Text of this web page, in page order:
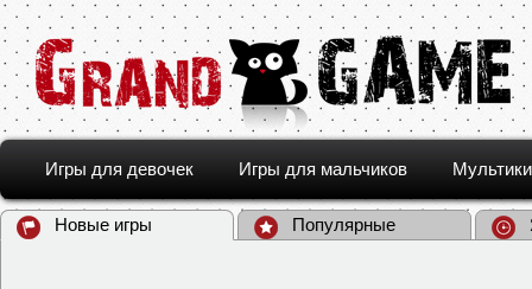
Игры для девочек Игры для мальчиков Мультики
Новые игры Популярные